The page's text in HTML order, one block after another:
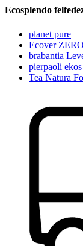
Ecosplendo
planet pure
Ecover
brabantia
pierpaoli
Tea Natura